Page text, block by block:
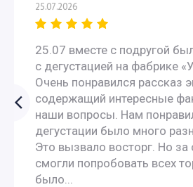
25.07.2026
25.07 вместе с подругой
с дегустацией на фабрике
Очень понравился рассказ
содержащий интересные
наши вопросы. Нам
дегустации было много
Это вызвало восторг. Но
смогли попробовать всех
было...